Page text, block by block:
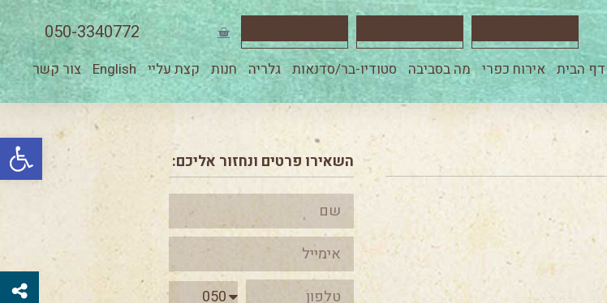
פתח
050-3340772
דף הבית אירוח כפרי מה בסביבה סטודיו-בר/סדנאות גלריה חנות קצת עליי English צור קשר
השאירו פרטים ונחזור אליכם: